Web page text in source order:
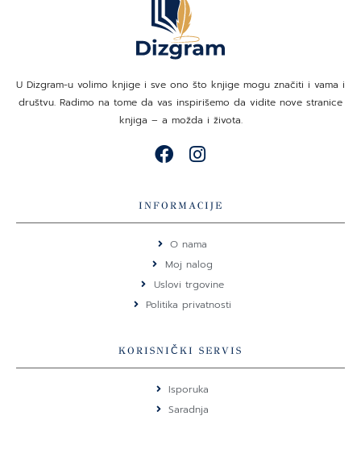
U Dizgram-u volimo knjige i sve ono što knjige mogu značiti i vama i
društvu. Radimo na tome da vas inspirišemo da vidite nove stranice
knjiga – a možda i života.
F
e
b
o
o
k
I
t
a
g
r
a
m
INFORMACIJE
O nama
Moj nalog
Uslovi trgovine
Politika privatnosti
KORISNIČKI SERVIS
Isporuka
Saradnja